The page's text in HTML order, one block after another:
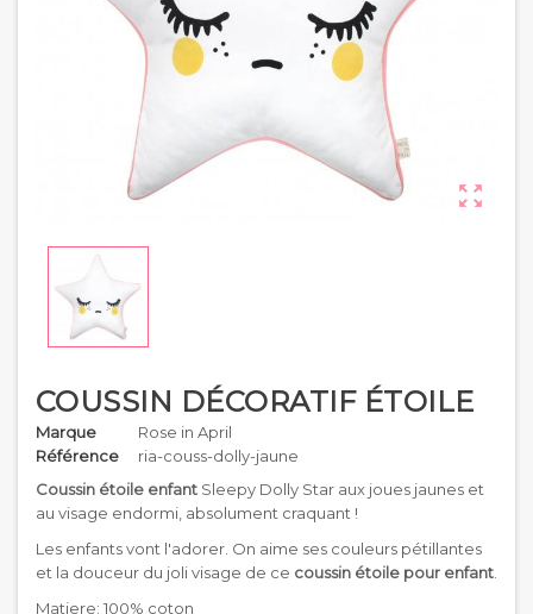

COUSSIN DÉCORATIF ÉTOILE
Marque
Rose in April
Référence
ria-couss-dolly-jaune
Coussin étoile enfant Sleepy Dolly Star aux joues jaunes et
au visage endormi, absolument craquant !
Les enfants vont l'adorer. On aime ses couleurs pétillantes
et la douceur du joli visage de ce coussin étoile pour enfant
Matiere: 100% coton